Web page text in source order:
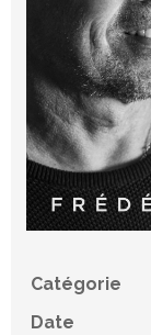
Catégorie
Date